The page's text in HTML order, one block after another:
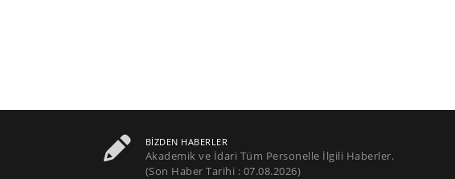
BIZDEN HABERLER
Akademik ve İdari Tüm Personelle İlgili Haberler.
(Son Haber Tarihi : 07.08.2026)